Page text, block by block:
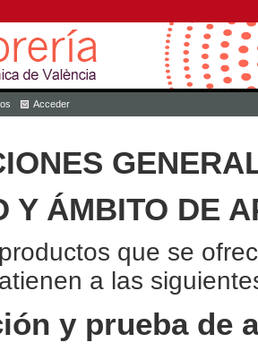
Acceder
Y ÁMBITO DE
que se
a las
y prueba de